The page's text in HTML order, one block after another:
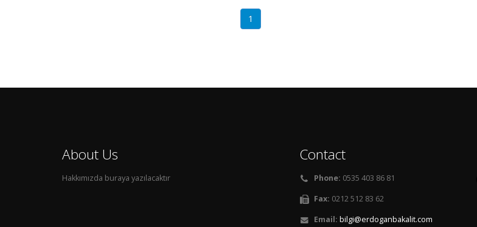
1
About Us
Hakkımızda buraya yazılacaktır
Contact
Phone: 0535 403 86 81
Fax: 0212 512 83 62
Email: bilgi@erdoganbakalit.com